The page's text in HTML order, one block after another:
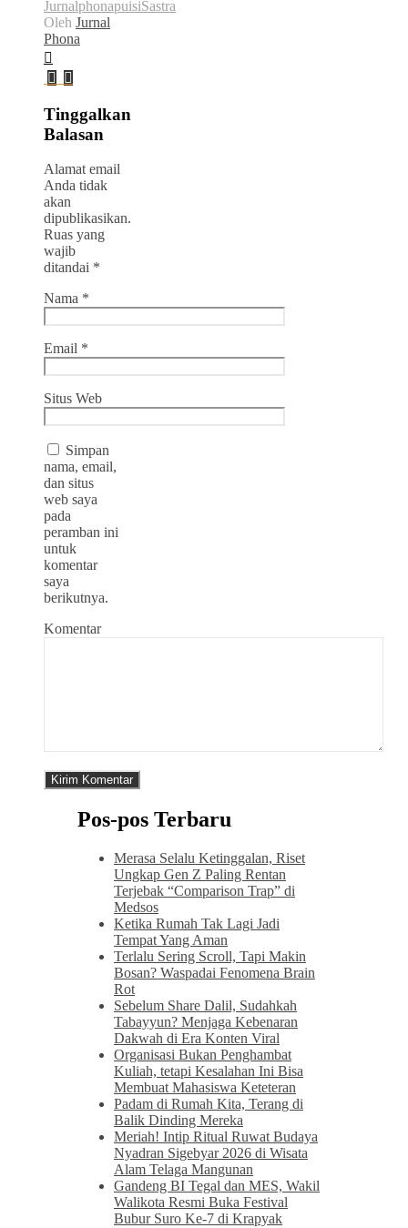
JurnalphonapuisiSastra
Oleh Jurnal
Phona
Tinggalkan
Balasan
Alamat email
Anda tidak
akan
dipublikasikan.
Ruas yang
wajib
ditandai *
Nama *
Email *
Situs Web
Simpan
nama, email,
dan situs
web saya
pada
peramban ini
untuk
komentar
saya
berikutnya.
Komentar
Pos-pos Terbaru
Merasa Selalu Ketinggalan, Riset
Ungkap Gen Z Paling Rentan
Terjebak “Comparison Trap” di
Medsos
Ketika Rumah Tak Lagi Jadi
Tempat Yang Aman
Terlalu Sering Scroll, Tapi Makin
Bosan? Waspadai Fenomena Brain
Rot
Sebelum Share Dalil, Sudahkah
Tabayyun? Menjaga Kebenaran
Dakwah di Era Konten Viral
Organisasi Bukan Penghambat
Kuliah, tetapi Kesalahan Ini Bisa
Membuat Mahasiswa Keteteran
Padam di Rumah Kita, Terang di
Balik Dinding Mereka
Meriah! Intip Ritual Ruwat Budaya
Nyadran Sigebyar 2026 di Wisata
Alam Telaga Mangunan
Gandeng BI Tegal dan MES, Wakil
Walikota Resmi Buka Festival
Bubur Suro Ke-7 di Krapyak